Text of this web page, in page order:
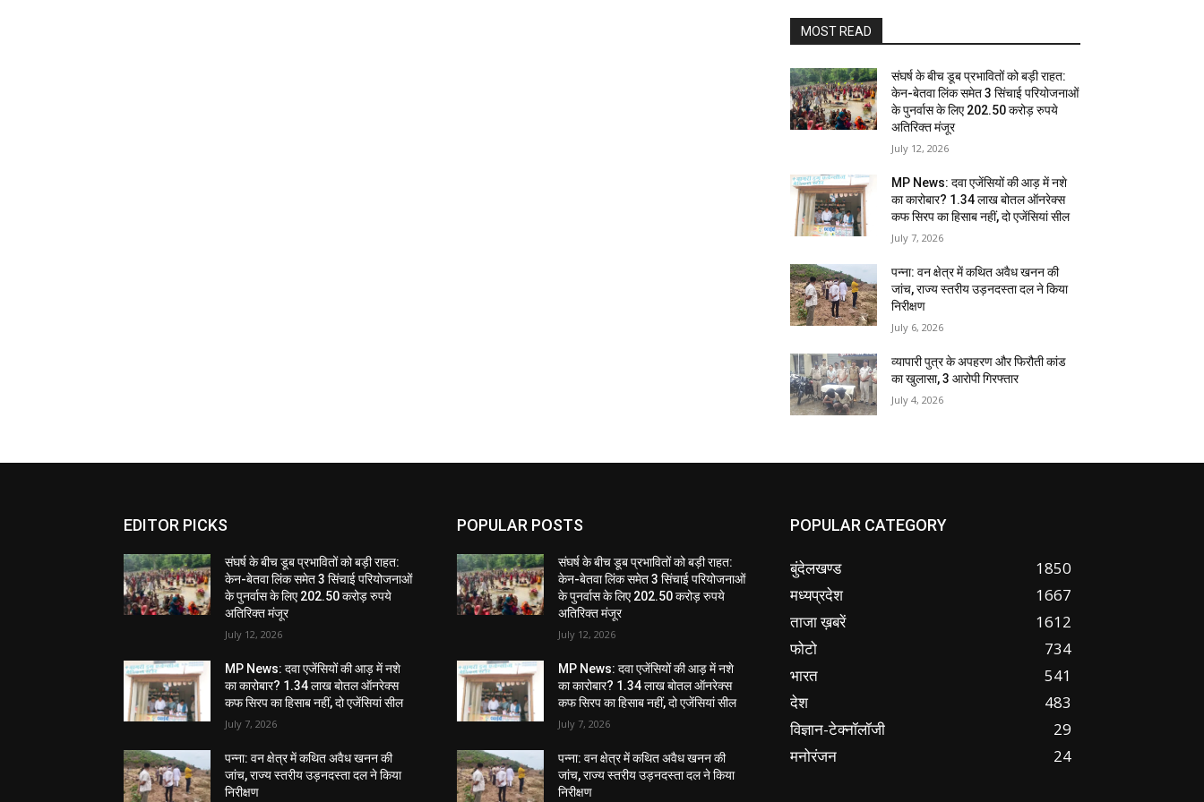
MOST READ
संघर्ष के बीच डूब प्रभावितों को बड़ी राहत:
केन-बेतवा लिंक समेत 3 सिंचाई परियोजनाओं
के पुनर्वास के लिए 202.50 करोड़ रुपये
अतिरिक्त मंजूर
July 12, 2026
MP News: दवा एजेंसियों की आड़ में नशे
का कारोबार? 1.34 लाख बोतल ऑनरेक्स
कफ सिरप का हिसाब नहीं, दो एजेंसियां सील
July 7, 2026
पन्ना: वन क्षेत्र में कथित अवैध खनन की
जांच, राज्य स्तरीय उड़नदस्ता दल ने किया
निरीक्षण
July 6, 2026
व्यापारी पुत्र के अपहरण और फिरौती कांड
का खुलासा, 3 आरोपी गिरफ्तार
July 4, 2026
EDITOR PICKS
संघर्ष के बीच डूब प्रभावितों को बड़ी राहत:
केन-बेतवा लिंक समेत 3 सिंचाई परियोजनाओं
के पुनर्वास के लिए 202.50 करोड़ रुपये
अतिरिक्त मंजूर
July 12, 2026
MP News: दवा एजेंसियों की आड़ में नशे
का कारोबार? 1.34 लाख बोतल ऑनरेक्स
कफ सिरप का हिसाब नहीं, दो एजेंसियां सील
July 7, 2026
पन्ना: वन क्षेत्र में कथित अवैध खनन की
जांच, राज्य स्तरीय उड़नदस्ता दल ने किया
निरीक्षण
POPULAR POSTS
संघर्ष के बीच डूब प्रभावितों को बड़ी राहत:
केन-बेतवा लिंक समेत 3 सिंचाई परियोजनाओं
के पुनर्वास के लिए 202.50 करोड़ रुपये
अतिरिक्त मंजूर
July 12, 2026
MP News: दवा एजेंसियों की आड़ में नशे
का कारोबार? 1.34 लाख बोतल ऑनरेक्स
कफ सिरप का हिसाब नहीं, दो एजेंसियां सील
July 7, 2026
पन्ना: वन क्षेत्र में कथित अवैध खनन की
जांच, राज्य स्तरीय उड़नदस्ता दल ने किया
निरीक्षण
POPULAR CATEGORY
बुंदेलखण्ड
1850
मध्यप्रदेश
1667
ताजा ख़बरें
1612
फोटो
734
भारत
541
देश
483
विज्ञान-टेक्नॉलॉजी
29
मनोरंजन
24